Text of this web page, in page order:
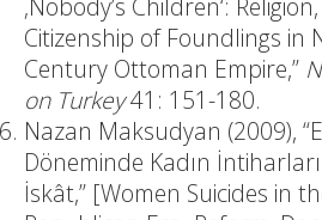
‚Nobody’s Children‘:
Citizenship of Foundlings in
Century Ottoman Empire,”
on Turkey41: 151-180.
Nazan Maksudyan (2009),
Döneminde Kadın
İskât,” [Women Suicides in